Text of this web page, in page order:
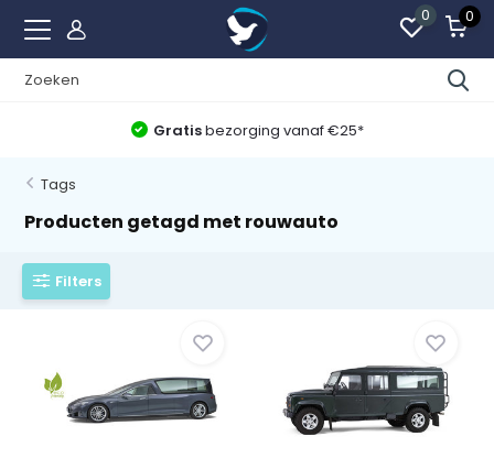
0 0
Gratisbezorging vanaf €25*
Tags
Producten getagd met rouwauto
Filters